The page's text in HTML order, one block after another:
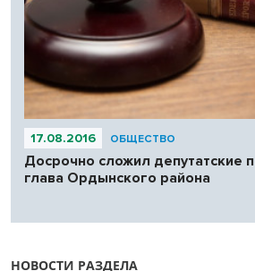
17.08.2016 ОБЩЕСТВО
Досрочно сложил депутатские
глава Ордынского района
НОВОСТИ РАЗДЕЛА